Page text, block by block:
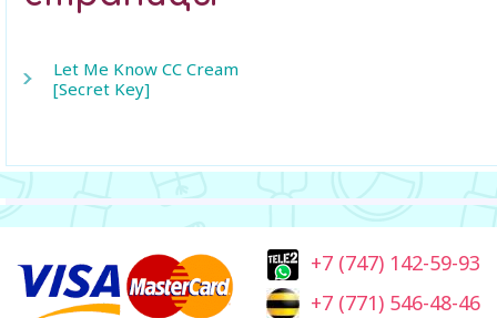
Let Me Know CC Cream
[Secret Key]
+7 (747) 142-59-93
+7 (771) 546-48-46